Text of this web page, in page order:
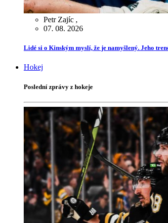
Petr Zajíc ,
07. 08. 2026
Lidé si o Kinským myslí, že je namyšlený. Jeho
Hokej
Poslední zprávy z hokeje